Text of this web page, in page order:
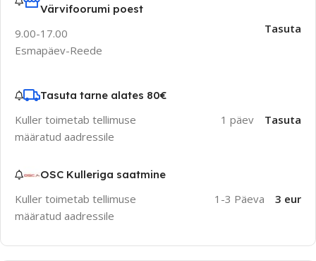
Värvifoorumi poest
9.00-17.00
Esmapäev-Reede
Tasuta
Tasuta tarne alates 80€
Kuller toimetab tellimuse
määratud aadressile
1 päev Tasuta
OSC Kulleriga saatmine
Kuller toimetab tellimuse
määratud aadressile
1-3 Päeva 3 eur